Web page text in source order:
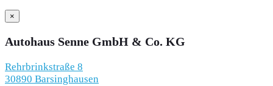
×
Autohaus Senne GmbH & Co. KG
Rehrbrinkstraße 8
30890 Barsinghausen